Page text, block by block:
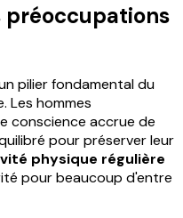
préoccupations
pilier fondamental du
Les hommes
conscience accrue de
pour préserver leur
physique régulière
pour beaucoup d'entre